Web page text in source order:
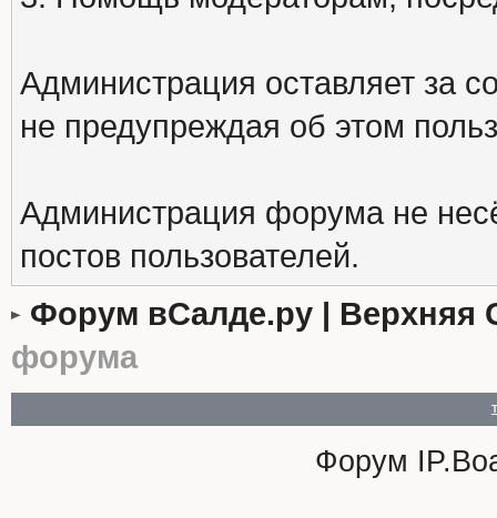
Администрация оставляет за
не предупреждая об этом
Администрация форума не
постов пользователей.
Форум вСалде.ру | Верхняя
форума
Форум